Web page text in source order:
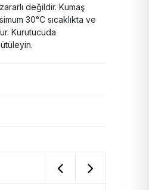
değildir. Kumaş
30°C sıcaklıkta ve
Kurutucuda